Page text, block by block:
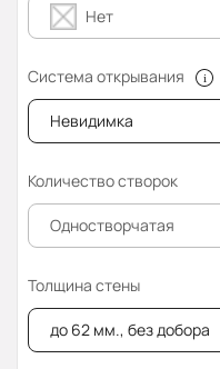
Нет
Система открывания
Невидимка
Количество створок
Одностворчатая
Толщина стены
до 62 мм., без добора